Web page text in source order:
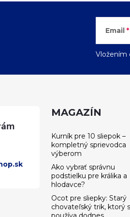
Email
Vložením
MAGAZÍN
Kurník pre 10 sliepok –
kompletný sprievodca
výberom
Ako vybrať správnu
podstielku pre králika a
hlodavce?
Ocot pre sliepky: Starý
chovateľský trik, ktorý